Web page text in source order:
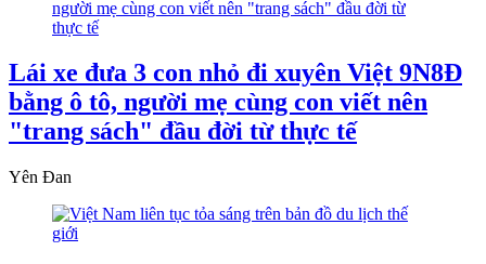
Lái xe đưa 3 con nhỏ đi xuyên Việt 9N8Đ
bằng ô tô, người mẹ cùng con viết nên
"trang sách" đầu đời từ thực tế
Yên Đan